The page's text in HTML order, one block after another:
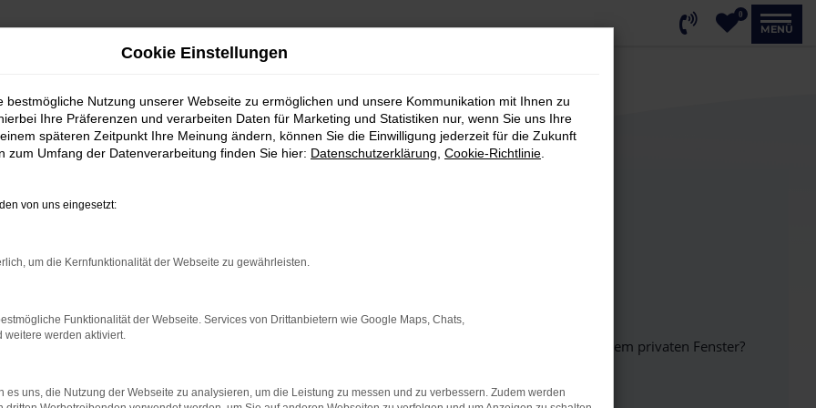
0
MENÜ
bestimmter Seiten verhindern. Funktioniert die Seite in einem anderen Browser oder in einem privaten Fenster?
beheben.
Cookie Einstellungen
bestmögliche Nutzung unserer Webseite zu ermöglichen und unsere Kommunikation mit Ihnen zu
Ihre Präferenzen und verarbeiten Daten für Marketing und Statistiken nur, wenn Sie uns Ihre
späteren Zeitpunkt Ihre Meinung ändern, können Sie die Einwilligung jederzeit für die Zukunft
zum Umfang der Datenverarbeitung finden Sie hier: Datenschutzerklärung Cookie-Richtlinie
von uns eingesetzt:
um die Kernfunktionalität der Webseite zu gewährleisten.
Funktionalität der Webseite. Services von Drittanbietern wie Google Maps, Chats,
weitere werden aktiviert.
es uns, die Nutzung der Webseite zu analysieren, um die Leistung zu messen und zu verbessern. Zudem werden